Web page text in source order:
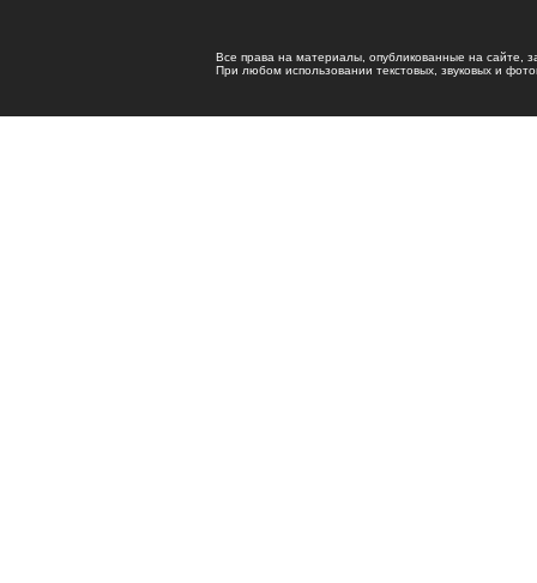
Все права на материалы, опубликованные на сайте,
При любом использовании текстовых, звуковых и